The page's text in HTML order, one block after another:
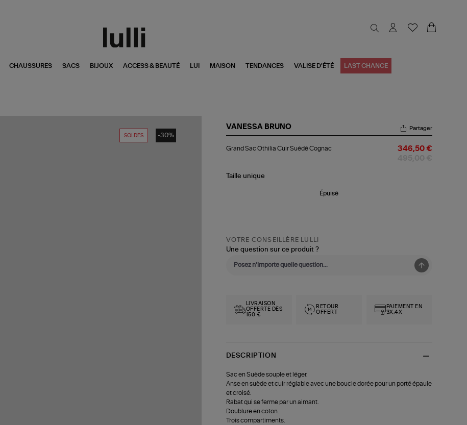
CHAUSSURES SACS BIJOUX ACCESS & BEAUTÉ LUI MAISON TENDANCES VALISE D'ÉTÉ LAST CHANCE
SOLDES -30%
VANESSA BRUNO
Sac
Suédé
Partager
Grand Sac Othilia Cuir Suédé Cognac 346,50 €
Taille unique
Épuisé
VOTRE CONSEILLÈRE LULLI
Une question sur ce produit ?
LIVRAISON
OFFERTE DÈS
150 €
RETOUR
OFFERT
PAIEMENT EN
3X,4X
DESCRIPTION
Sac en Suède souple et léger.
Anse en suède et cuir réglable avec une boucle dorée pour un porté épaule
et croisé.
Rabat qui se ferme par un aimant.
Doublure en coton.
Trois compartiments.